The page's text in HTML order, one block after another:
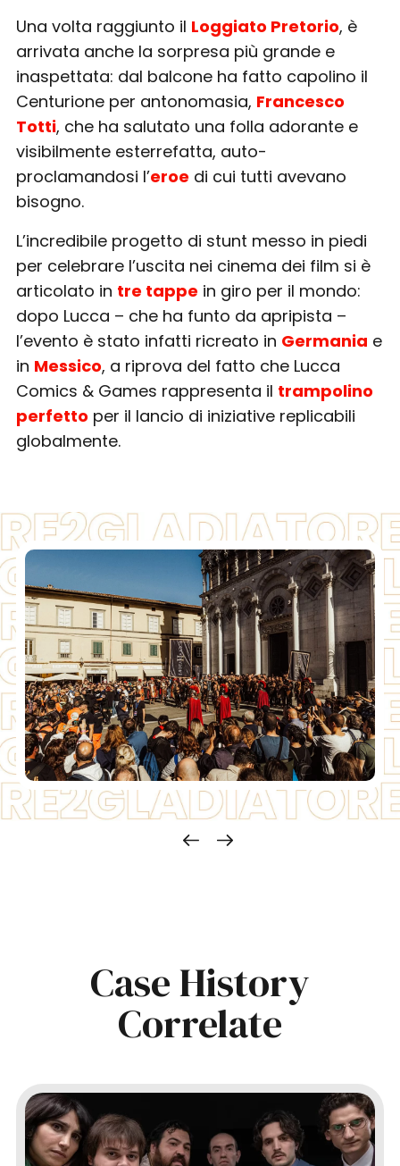
Una volta raggiunto il Loggiato Pretorio, è
arrivata anche la sorpresa più grande e
inaspettata: dal balcone ha fatto capolino il
Centurione per antonomasia, Francesco
Totti, che ha salutato una folla adorante e
visibilmente esterrefatta, auto-
proclamandosi l’eroe di cui tutti avevano
bisogno.
L’incredibile progetto di stunt messo in piedi
per celebrare l’uscita nei cinema dei film si è
articolato in tre tappe in giro per il mondo:
dopo Lucca – che ha funto da apripista –
l’evento è stato infatti ricreato in Germania e
in Messico, a riprova del fatto che Lucca
Comics & Games rappresenta il trampolino
perfetto per il lancio di iniziative replicabili
globalmente.
Case History
Correlate